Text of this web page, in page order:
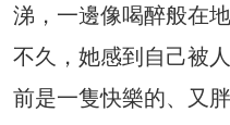
涕，一邊像喝醉般在
不久，她感到自己被
前是一隻快樂的、又